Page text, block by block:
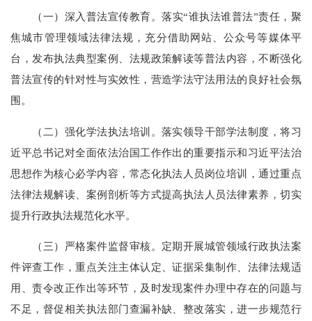
（一）深入普法宣传教育。落实“谁执法谁普法”责任，聚
焦城市管理领域法律法规，充分借助网站、公众号等媒体平
台，发布执法典型案例、法规政策解读等普法内容，不断强化
普法宣传的针对性与实效性，营造学法守法用法的良好社会氛
围。
（二）强化学法执法培训。落实领导干部学法制度，将习
近平总书记对全面依法治国工作作出的重要指示和习近平法治
思想作为核心必学内容，常态化执法人员岗位培训，通过重点
法律法规解读、案例剖析等方式提高执法人员法律素养，切实
提升行政执法规范化水平。
（三）严格案件监督审核。定期开展城管领域行政执法案
件评查工作，重点关注主体认定、证据采集制作、法律法规适
用、责令改正作出等环节，及时发现案件办理中存在的问题与
不足，督促相关执法部门查漏补缺、整改落实，进一步规范行